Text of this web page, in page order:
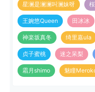
星澜是澜澜叫澜妹呀
王婉悠Queen 田冰冰
神楽坂真冬 绮里嘉ula
贞子蜜桃 迷之呆梨
霜月shimo 魅瞳